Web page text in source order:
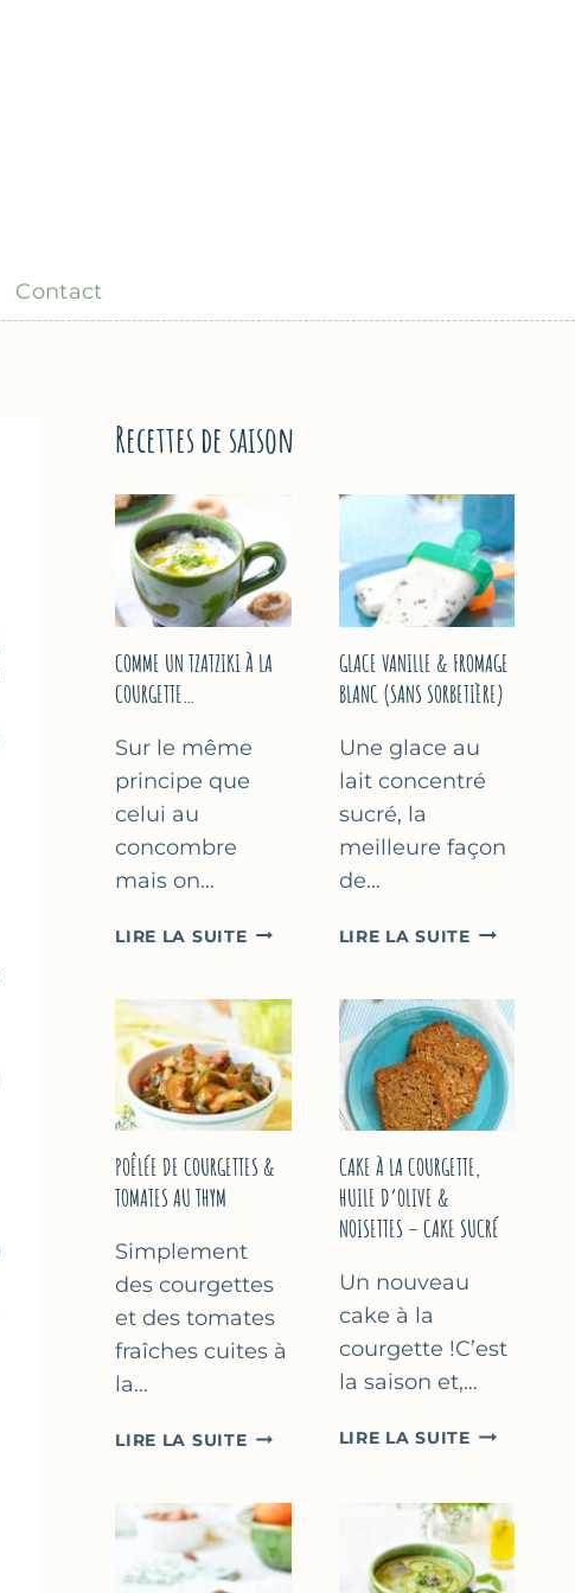
Contact
Recettes de saison
COMME UN TZATZIKI À LA
COURGETTE…
Sur le même
principe que
celui au
concombre
mais on…
LIRE LA SUITECOMME
À
LA
COURGETTE…
GLACE VANILLE & FROMAGE
BLANC (SANS SORBETIÈRE)
Une glace au
lait concentré
sucré, la
meilleure façon
de…
LIRE LA SUITEGLACE
FROMAGE
BLANC
(SANS
POÊLÉE DE COURGETTES &
TOMATES AU THYM
Simplement
des courgettes
et des tomates
fraîches cuites à
la…
LIRE LA SUITEPOÊLÉE
&
TOMATES
AU
CAKE À LA COURGETTE,
HUILE D’OLIVE &
NOISETTES – CAKE SUCRÉ
Un nouveau
cake à la
courgette !C’est
la saison et,…
LIRE LA SUITECAKE
HUILE
D’OLIVE